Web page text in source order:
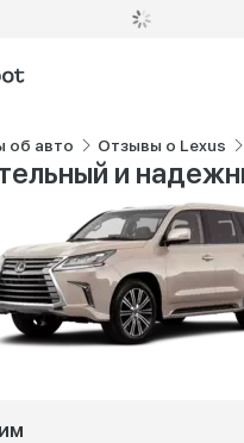
об авто Отзывы о Lexus
и